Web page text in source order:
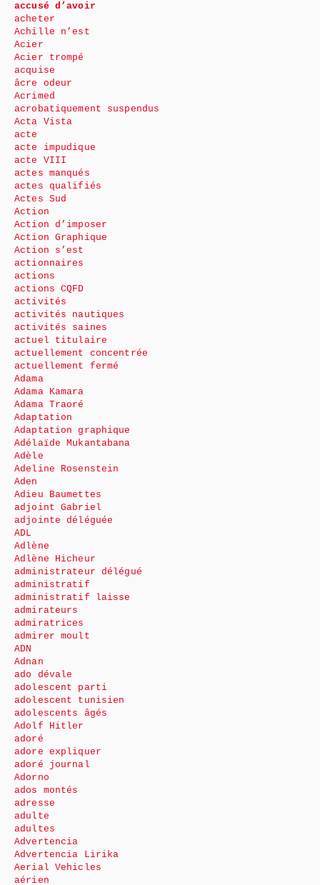
accusé d’avoir
acheter
Achille n’est
Acier
Acier trompé
acquise
âcre odeur
Acrimed
acrobatiquement suspendus
Acta Vista
acte
acte impudique
acte VIII
actes manqués
actes qualifiés
Actes Sud
Action
Action d’imposer
Action Graphique
Action s’est
actionnaires
actions
actions CQFD
activités
activités nautiques
activités saines
actuel titulaire
actuellement concentrée
actuellement fermé
Adama
Adama Kamara
Adama Traoré
Adaptation
Adaptation graphique
Adélaïde Mukantabana
Adèle
Adeline Rosenstein
Aden
Adieu Baumettes
adjoint Gabriel
adjointe déléguée
ADL
Adlène
Adlène Hicheur
administrateur délégué
administratif
administratif laisse
admirateurs
admiratrices
admirer moult
ADN
Adnan
ado dévale
adolescent parti
adolescent tunisien
adolescents âgés
Adolf Hitler
adoré
adore expliquer
adoré journal
Adorno
ados montés
adresse
adulte
adultes
Advertencia
Advertencia Lirika
Aerial Vehicles
aérien